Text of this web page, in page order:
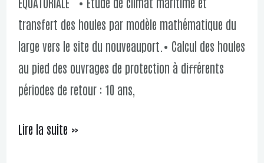
transfert des houles par modèle mathématique du
large vers le site du nouveauport.• Calcul des houles
au pied des ouvrages de protection à diﬀérents
périodes de retour : 10 ans,
CABO
en
EQUATORIALE
Lire la suite »